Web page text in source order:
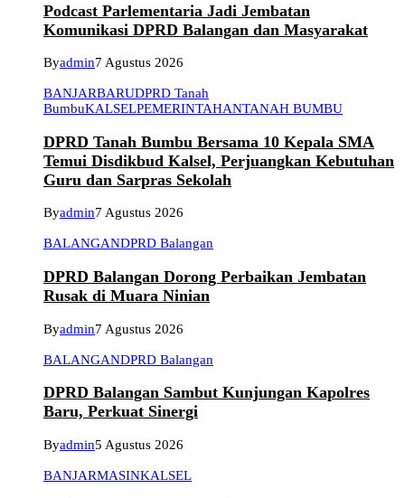
Podcast Parlementaria Jadi Jembatan
Komunikasi DPRD Balangan dan Masyarakat
Byadmin7 Agustus 2026
BANJARBARUDPRD Tanah
BumbuKALSELPEMERINTAHANTANAH BUMBU
DPRD Tanah Bumbu Bersama 10 Kepala SMA
Temui Disdikbud Kalsel, Perjuangkan Kebutuhan
Guru dan Sarpras Sekolah
Byadmin7 Agustus 2026
BALANGANDPRD Balangan
DPRD Balangan Dorong Perbaikan Jembatan
Rusak di Muara Ninian
Byadmin7 Agustus 2026
BALANGANDPRD Balangan
DPRD Balangan Sambut Kunjungan Kapolres
Baru, Perkuat Sinergi
Byadmin5 Agustus 2026
BANJARMASINKALSEL